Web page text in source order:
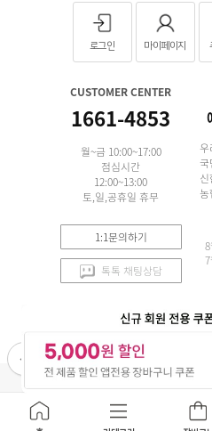
로그인 마이페이지
CUSTOMER CENTER
1661-4853
월~금 10:00~17:00
점심시간
12:00~13:00
토,일,공휴일 휴무
1:1문의하기
톡톡 채팅상담
(주)퍼니엠 사업자정보
구매안전서비스